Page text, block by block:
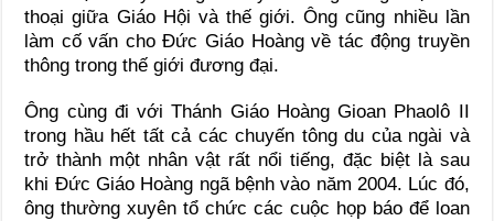
thoại giữa Giáo Hội và thế giới. Ông cũng nhiều lần
làm cố vấn cho Đức Giáo Hoàng về tác động truyền
thông trong thế giới đương đại.
Ông cùng đi với Thánh Giáo Hoàng Gioan Phaolô II
trong hầu hết tất cả các chuyến tông du của ngài và
trở thành một nhân vật rất nổi tiếng, đặc biệt là sau
khi Đức Giáo Hoàng ngã bệnh vào năm 2004. Lúc đó,
ông thường xuyên tổ chức các cuộc họp báo để loan